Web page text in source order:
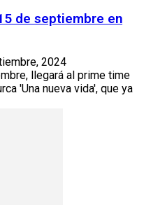
de septiembre en
2024
llegará al prime time
'Una nueva vida', que ya